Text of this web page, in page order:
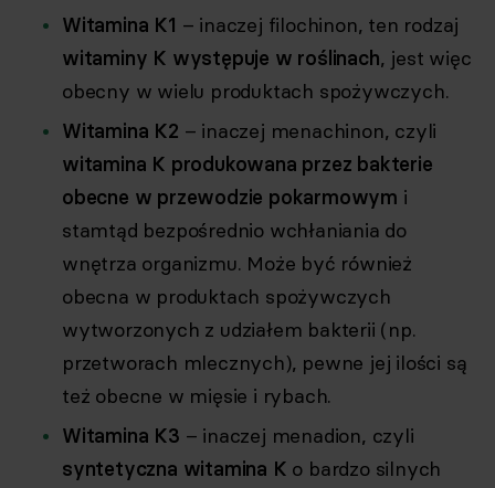
Witamina K1 – inaczej filochinon, ten rodzaj
witaminy K występuje w roślinach, jest więc
obecny w wielu produktach spożywczych.
Witamina K2 – inaczej menachinon, czyli
witamina K produkowana przez bakterie
obecne w przewodzie pokarmowym i
stamtąd bezpośrednio wchłaniania do
wnętrza organizmu. Może być również
obecna w produktach spożywczych
wytworzonych z udziałem bakterii (np.
przetworach mlecznych), pewne jej ilości są
też obecne w mięsie i rybach.
Witamina K3 – inaczej menadion, czyli
syntetyczna witamina K o bardzo silnych